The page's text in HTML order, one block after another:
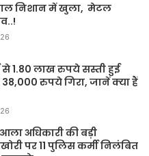
निशान में खुला, मेटल
1.80 लाख रुपये सस्ती हुई
38,000 रुपये गिरा, जानें क्या हैं
अधिकारी की बड़ी
पर 11 पुलिस कर्मी निलंबित